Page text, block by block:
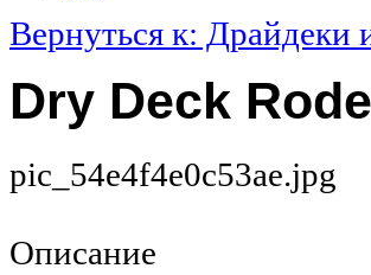
Вернуться к: Драйдеки
Dry Deck
pic_54e4f4e0c53ae.jpg
Описание